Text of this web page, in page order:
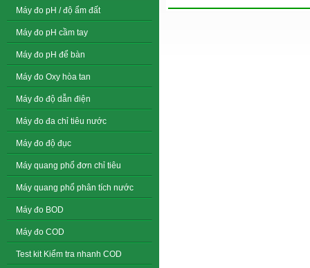
Máy đo pH / độ ẩm đất
Máy đo pH cầm tay
Máy đo pH để bàn
Máy đo Oxy hòa tan
Máy đo độ dẫn điện
Máy đo đa chỉ tiêu nước
Máy đo độ đục
Máy quang phổ đơn chỉ tiêu
Máy quang phổ phân tích nước
Máy đo BOD
Máy đo COD
Test kit Kiểm tra nhanh COD